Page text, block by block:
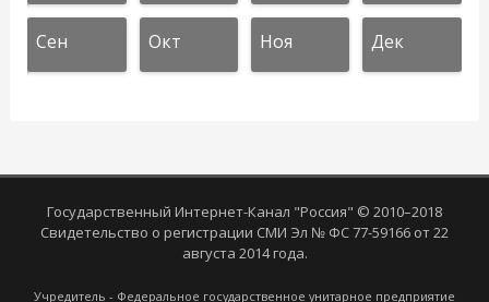
Сен Окт Ноя Дек
Государственный Интернет-Канал "Россия" © 2010–2018
Свидетельство о регистрации СМИ Эл № ФС 77-59166 от 22
августа 2014 года.
Учредитель - Федеральное государственное унитарное предприятие